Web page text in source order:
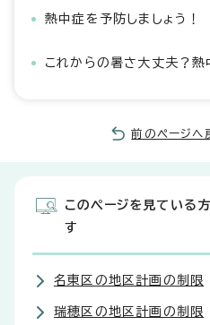
熱中症を予防しましょう！
これからの暑さ大丈夫？熱
前のページへ
このページを見ている
す
名東区の地区計画の制限
瑞穂区の地区計画の制限